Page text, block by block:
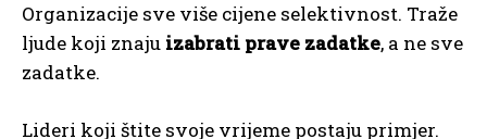
Organizacije sve više cijene selektivnost. Traže
ljude koji znaju izabrati prave zadatke, a ne sve
zadatke.
Lideri koji štite svoje vrijeme postaju primjer.